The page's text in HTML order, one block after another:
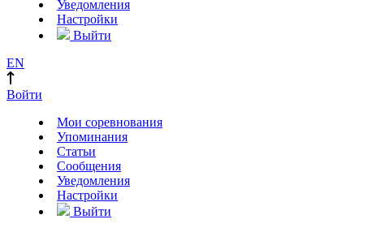
Уведомления
Настройки
Выйти
EN
Войти
Мои соревнования
Упоминания
Статьи
Сообщения
Уведомления
Настройки
Выйти